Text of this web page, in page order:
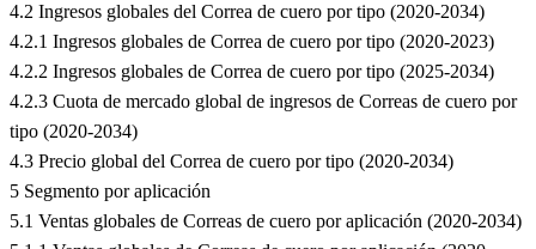
4.2 Ingresos globales del Correa de cuero por tipo (2020-2034)
4.2.1 Ingresos globales de Correa de cuero por tipo (2020-2023)
4.2.2 Ingresos globales de Correa de cuero por tipo (2025-2034)
4.2.3 Cuota de mercado global de ingresos de Correas de cuero por
tipo (2020-2034)
4.3 Precio global del Correa de cuero por tipo (2020-2034)
5 Segmento por aplicación
5.1 Ventas globales de Correas de cuero por aplicación (2020-2034)